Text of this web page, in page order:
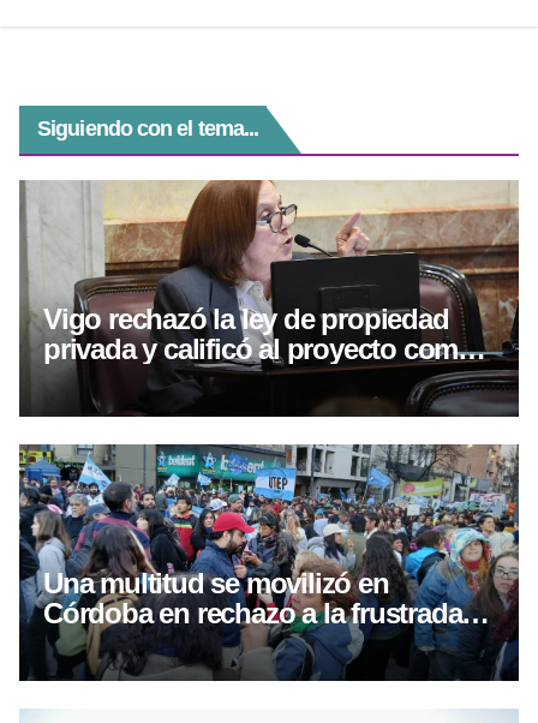
Siguiendo con el tema...
Vigo rechazó la ley de propiedad
privada y calificó al proyecto como
“un verdadero mamarracho”
Una multitud se movilizó en
Córdoba en rechazo a la frustrada
Ley de Tierras